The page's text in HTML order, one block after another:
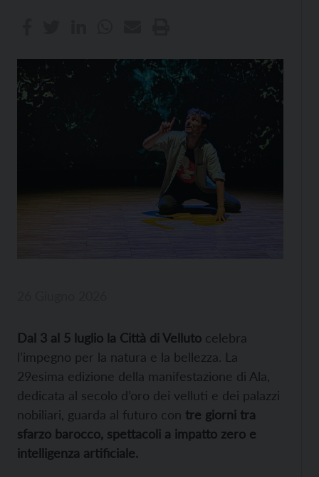
Dal 3 al 5 luglio la Città di Velluto celebra
l’impegno per la natura e la bellezza. La
29esima edizione della manifestazione di Ala,
dedicata al secolo d’oro dei velluti e dei palazzi
nobiliari, guarda al futuro con tre giorni tra
sfarzo barocco, spettacoli a impatto zero e
intelligenza artificiale.